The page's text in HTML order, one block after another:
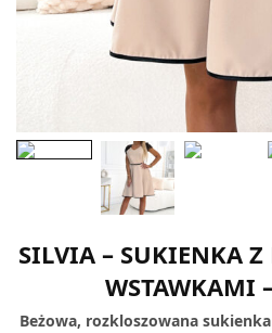
SILVIA – SUKIENKA
WSTAWKAMI
Beżowa, rozkloszowana